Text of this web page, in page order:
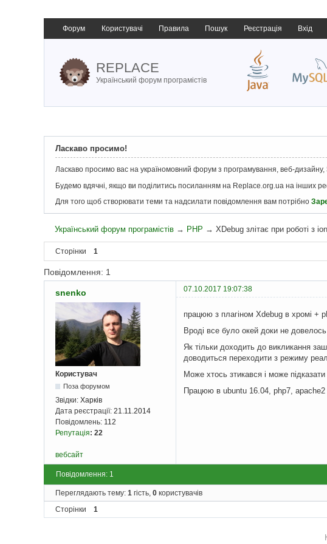
Форум Користувачі Правила Пошук Реєстрація Вхід
REPLACE
Український форум програмістів
Ласкаво просимо!
Ласкаво просимо вас на україномовний форум з програмування, веб-
Будемо вдячні, якщо ви поділитись посиланням на Replace.org.ua на інших
Для того щоб створювати теми та надсилати повідомлення вам потрібно
Український форум програмістів → PHP →XDebug злітає при роботі з
Сторінки 1
Повідомлення: 1
snenko 07.10.2017 19:07:38
Користувач
Поза форумом
Звідки: Харків
Дата реєстрації: 21.11.2014
Повідомлень: 112
Репутація: 22
працюю з плагіном Xdebug в хромі +
Вроді все було окей доки не
Як тільки доходить до викликання
доводиться переходити з режиму
Може хтось зтикався і може
Працюю в ubuntu 16.04, php7, apache2
вебсайт
Повідомлення: 1
Переглядають тему: 1 гість, 0 користувачів
Сторінки
1